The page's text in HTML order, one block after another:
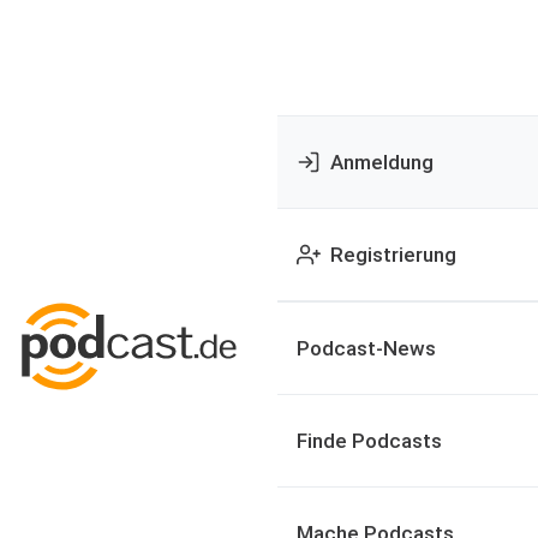
Anmeldung
Registrierung
Podcast-News
Finde Podcasts
Mache Podcasts